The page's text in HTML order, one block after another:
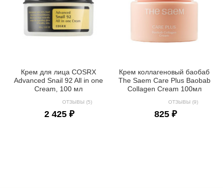
Крем для лица COSRX
Advanced Snail 92 All in one
Cream, 100 мл
ОТЗЫВЫ (5)
2 425 ₽
Крем коллагеновый баобаб
The Saem Care Plus Baobab
Collagen Cream 100мл
ОТЗЫВЫ (9)
825 ₽